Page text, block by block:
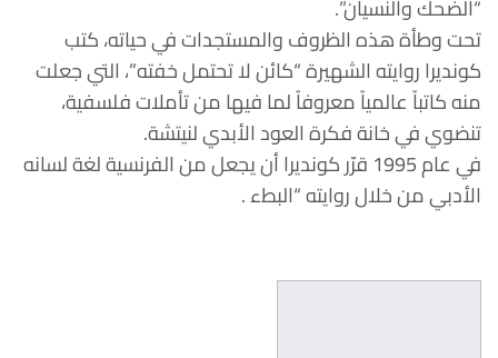
“الضحك والنسيان”.
تحت وطأة هذه الظروف والمستجدات في حياته، كتب
كونديرا روايته الشهيرة “كائن لا تحتمل خفته”، التي جعلت
منه كاتباً عالمياً معروفاً لما فيها من تأملات فلسفية،
تنضوي في خانة فكرة العود الأبدي لنيتشة.
في عام 1995 قرّر كونديرا أن يجعل من الفرنسية لغة لسانه
الأدبي من خلال روايته “البطء .